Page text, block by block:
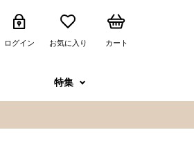
ログイン お気に入り カート
特集